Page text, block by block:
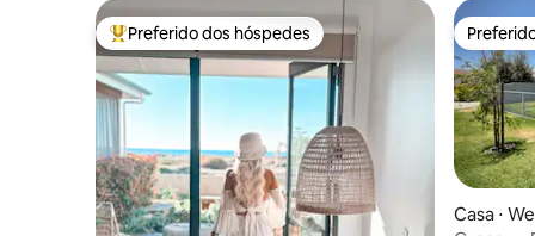
Entre os melhores preferidos dos hóspedes
Preferido dos hóspedes
Casa ⋅